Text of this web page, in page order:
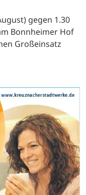
gegen 1.30
Bonnheimer Hof
Großeinsatz